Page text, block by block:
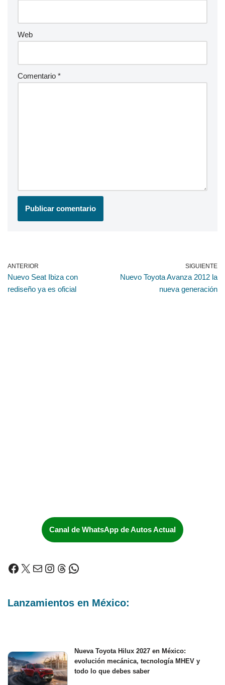
Web
Comentario *
ANTERIOR
Nuevo Seat Ibiza con
rediseño ya es oficial
SIGUIENTE
Nuevo Toyota Avanza 2012 la
nueva generación
Canal de WhatsApp de Autos Actual
Lanzamientos en México:
Nueva Toyota Hilux 2027 en México:
evolución mecánica, tecnología MHEV y
todo lo que debes saber